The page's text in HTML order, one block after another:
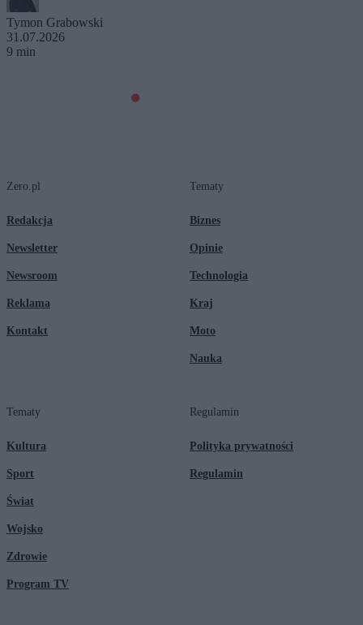
Tymon Grabowski
31.07.2026
9 min
Zero.pl
Redakcja
Newsletter
Newsroom
Reklama
Kontakt
Tematy
Biznes
Opinie
Technologia
Kraj
Moto
Nauka
Tematy
Kultura
Sport
Świat
Wojsko
Zdrowie
Program TV
Regulamin
Polityka prywatności
Regulamin